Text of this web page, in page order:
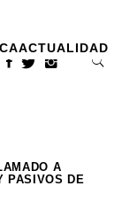
ACTUALIDAD
A
PASIVOS DE